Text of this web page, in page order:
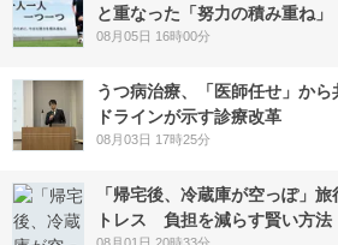
と重なった「努力の積み重ね」
08月05日 16時00分
うつ病治療、「医師任せ」か
ドラインが示す診療改革
08月03日 17時25分
「帰宅後、冷蔵庫が空っぽ」
トレス 負担を減らす賢い方法